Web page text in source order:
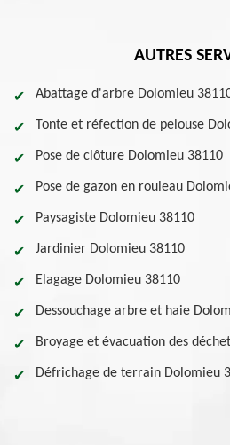
AUTRES
Abattage d'arbre Dolomieu
Tonte et réfection de pelouse
Pose de clôture Dolomieu 38110
Pose de gazon en rouleau
Paysagiste Dolomieu 38110
Jardinier Dolomieu 38110
Elagage Dolomieu 38110
Dessouchage arbre et haie
Broyage et évacuation des
Défrichage de terrain Dolomieu